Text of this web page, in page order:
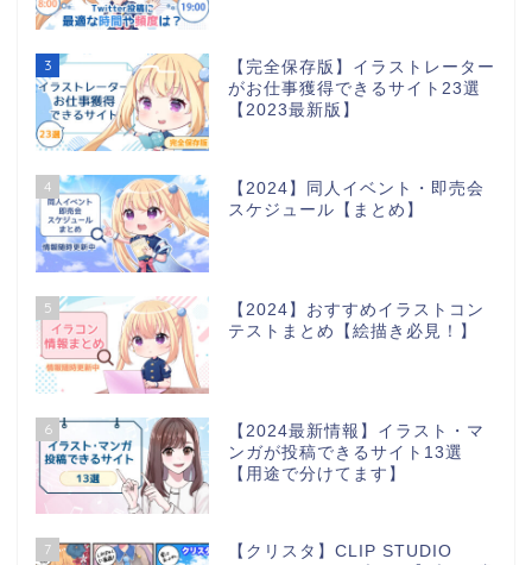
3
【完全保存版】イラストレーター
がお仕事獲得できるサイト23選
【2023最新版】
4
【2024】同人イベント・即売会
スケジュール【まとめ】
5
【2024】おすすめイラストコン
テストまとめ【絵描き必見！】
6
【2024最新情報】イラスト・マ
ンガが投稿できるサイト13選
【用途で分けてます】
7
【クリスタ】CLIP STUDIO